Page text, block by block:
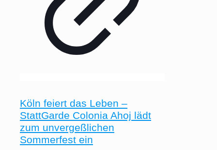
Köln feiert das Leben –
StattGarde Colonia Ahoj lädt
zum unvergeßlichen
Sommerfest ein